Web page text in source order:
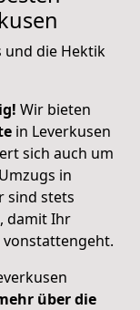
und die Hektik
Wir bieten
in Leverkusen
sich auch um
in
sind stets
, damit Ihr
über die